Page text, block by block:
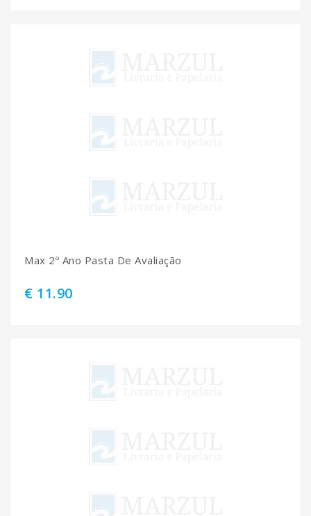
Max 2º Ano Pasta De Avaliação
€ 11.90